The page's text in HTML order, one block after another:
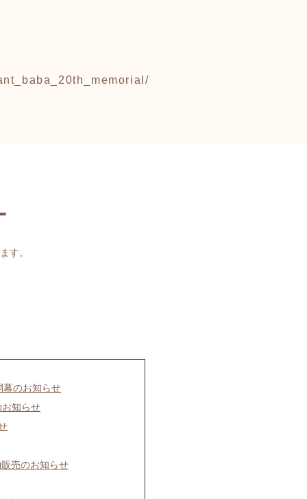
す。
幕のお知らせ
知らせ
売のお知らせ